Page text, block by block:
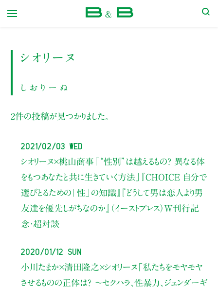
シオリーヌ
しおりーぬ
2件の投稿が見つかりました。
2021/02/03 Wed
シオリーヌ×桃山商事 「“性別”は越えるもの？ 異なる体
をもつあなたと共に生きていく方法」
『CHOICE 自分で
選びとるための「性」の知識』
『どうして男は恋人より男
友達を優先しがちなのか』（イーストプレス）W刊行記
念・超対談
2020/01/12 Sun
小川たまか×清田隆之×シオリーヌ「私たちをモヤモヤ
させるものの正体は？ ～セクハラ、性暴力、ジェンダーギ